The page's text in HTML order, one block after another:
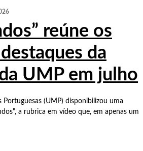
reúne os
da
UMP em julho
(UMP) disponibilizou uma
a rubrica em vídeo que, em apenas um